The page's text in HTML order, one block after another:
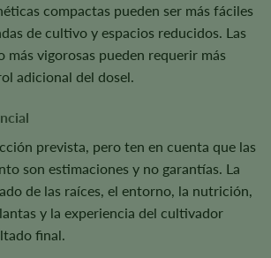
compactas pueden ser más fáciles
de cultivo y espacios reducidos. Las
más vigorosas pueden requerir más
adicional del dosel.
prevista, pero ten en cuenta que las
son estimaciones y no garantías. La
de las raíces, el entorno, la nutrición,
y la experiencia del cultivador
final.